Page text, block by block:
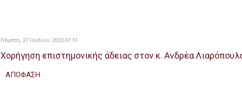
Πέμπτη, 27 Ιουλίου 2023 07:51
Χορήγηση επιστημονικής άδειας στον κ. Ανδρέα
ΑΠΟΦΑΣΗ